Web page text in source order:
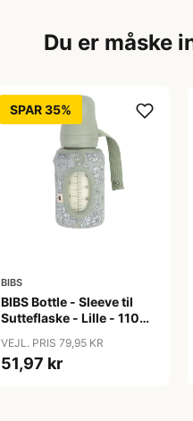
Du er måske
SPAR 35%
BIBS
BIBS Bottle - Sleeve til
Sutteflaske - Lille - 110ml
VEJL. PRIS 79,95 KR
51,97 kr